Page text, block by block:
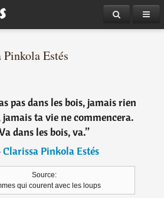
Estés
pas dans les bois, jamais rien
ta vie ne commencera.
dans les bois, va.”
Clarissa Pinkola Estés
Source:
qui courent avec les loups